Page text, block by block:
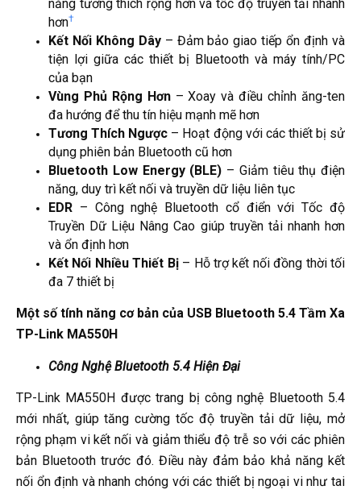
năng tương thích rộng hơn và tốc độ truyền tải nhanh
hơn†
Kết Nối Không Dây– Đảm bảo giao tiếp ổn định và
tiện lợi giữa các thiết bị Bluetooth và máy tính/PC
của bạn
Vùng Phủ Rộng Hơn– Xoay và điều chỉnh ăng-ten
đa hướng để thu tín hiệu mạnh mẽ hơn
Tương Thích Ngược – Hoạt động với các thiết bị sử
dụng phiên bản Bluetooth cũ hơn
Bluetooth Low Energy (BLE) – Giảm tiêu thụ điện
năng, duy trì kết nối và truyền dữ liệu liên tục
EDR – Công nghệ Bluetooth cổ điển với Tốc độ
Truyền Dữ Liệu Nâng Cao giúp truyền tải nhanh hơn
và ổn định hơn
Kết Nối Nhiều Thiết Bị– Hỗ trợ kết nối đồng thời tối
đa 7 thiết bị
Một số tính năng cơ bản của USB Bluetooth 5.4 Tầm Xa
TP-Link MA550H
Công Nghệ Bluetooth 5.4 Hiện Đại
TP-Link MA550H được trang bị công nghệ Bluetooth 5.4
mới nhất, giúp tăng cường tốc độ truyền tải dữ liệu, mở
rộng phạm vi kết nối và giảm thiểu độ trễ so với các phiên
bản Bluetooth trước đó. Điều này đảm bảo khả năng kết
nối ổn định và nhanh chóng với các thiết bị ngoại vi như tai